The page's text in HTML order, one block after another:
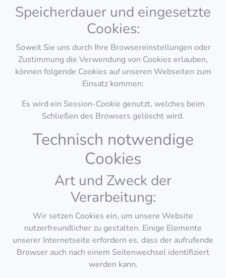
Speicherdauer und eingesetzte
Cookies:
Soweit Sie uns durch Ihre Browsereinstellungen oder
Zustimmung die Verwendung von Cookies erlauben,
können folgende Cookies auf unseren Webseiten zum
Einsatz kommen:
Es wird ein Session-Cookie genutzt, welches beim
Schließen des Browsers gelöscht wird.
Technisch notwendige
Cookies
Art und Zweck der
Verarbeitung:
Wir setzen Cookies ein, um unsere Website
nutzerfreundlicher zu gestalten. Einige Elemente
unserer Internetseite erfordern es, dass der aufrufende
Browser auch nach einem Seitenwechsel identifiziert
werden kann.